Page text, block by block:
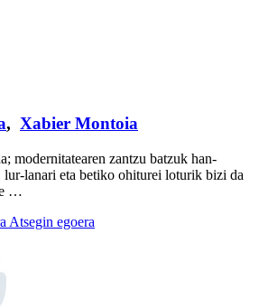
, Xabier Montoia
modernitatearen zantzu batzuk han-
lur-lanari eta betiko ohiturei loturik bizi da
…
Atsegin egoera